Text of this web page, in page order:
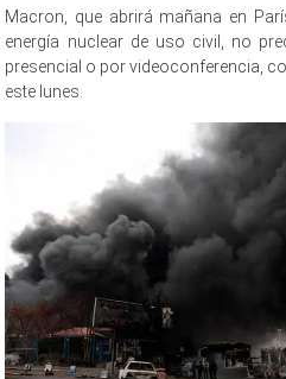
Macron, que abrirá mañana en
energía nuclear de uso civil, no
presencial o por videoconferencia,
este lunes.